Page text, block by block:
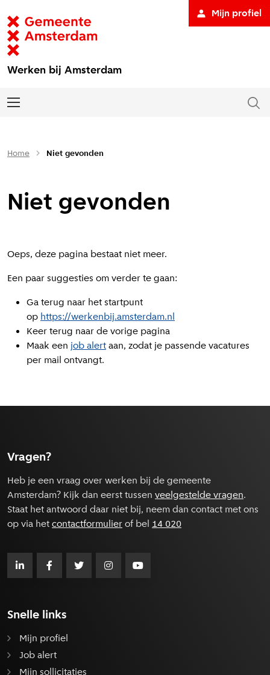
Werken bij Amsterdam
Mijn profiel
Home Niet gevonden
Niet gevonden
Oeps, deze pagina bestaat niet meer.
Een paar suggesties om verder te gaan:
Ga terug naar het startpunt
op https://werkenbij.amsterdam.nl
Keer terug naar de vorige pagina
Maak een job alertaan, zodat je passende vacatures
per mail ontvangt.
Vragen?
Heb je een vraag over werken bij de gemeente
Amsterdam? Kijk dan eerst tussen veelgestelde vragen.
Staat het antwoord daar niet bij, neem dan contact met ons
op via hetcontactformulierof bel 14 020
Snelle links
Mijn profiel
Job alert
Mijn sollicitaties